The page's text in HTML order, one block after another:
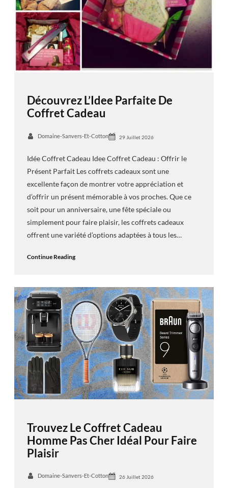
Découvrez L’Idee Parfaite De
Coffret Cadeau
Domaine-Sanvers-Et-Cotton 29 Juillet 2026
Idée Coffret Cadeau Idee Coffret Cadeau : Offrir le
Présent Parfait Les coffrets cadeaux sont une
excellente façon de montrer votre appréciation et
d’offrir un présent mémorable à vos proches. Que ce
soit pour un anniversaire, une fête spéciale ou
simplement pour faire plaisir, les coffrets cadeaux
offrent une variété d’options adaptées à tous les…
Continue Reading
Trouvez Le Coffret Cadeau
Homme Pas Cher Idéal Pour Faire
Plaisir
Domaine-Sanvers-Et-Cotton 26 Juillet 2026